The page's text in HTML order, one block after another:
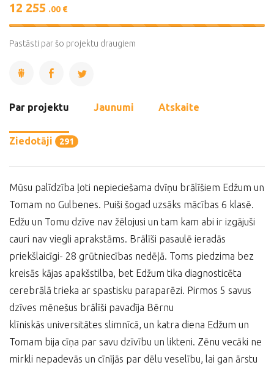
12 255 .00 €
101%
Pastāsti par šo projektu draugiem
Par projektu Jaunumi Atskaite
Ziedotāji 291
Mūsu palīdzība ļoti nepieciešama dvīņu brālīšiem Edžum un
Tomam no Gulbenes. Puiši šogad uzsāks mācības 6 klasē.
Edžu un Tomu dzīve nav žēlojusi un tam kam abi ir izgājuši
cauri nav viegli aprakstāms. Brālīši pasaulē ieradās
priekšlaicīgi- 28 grūtniecības nedēļā. Toms piedzima bez
kreisās kājas apakšstilba, bet Edžum tika diagnosticēta
cerebrālā trieka ar spastisku paraparēzi. Pirmos 5 savus
dzīves mēnešus brālīši pavadīja Bērnu
klīniskās universitātes slimnīcā, un katra diena Edžum un
Tomam bija cīņa par savu dzīvību un likteni. Zēnu vecāki ne
mirkli nepadevās un cīnījās par dēlu veselību, lai gan ārstu